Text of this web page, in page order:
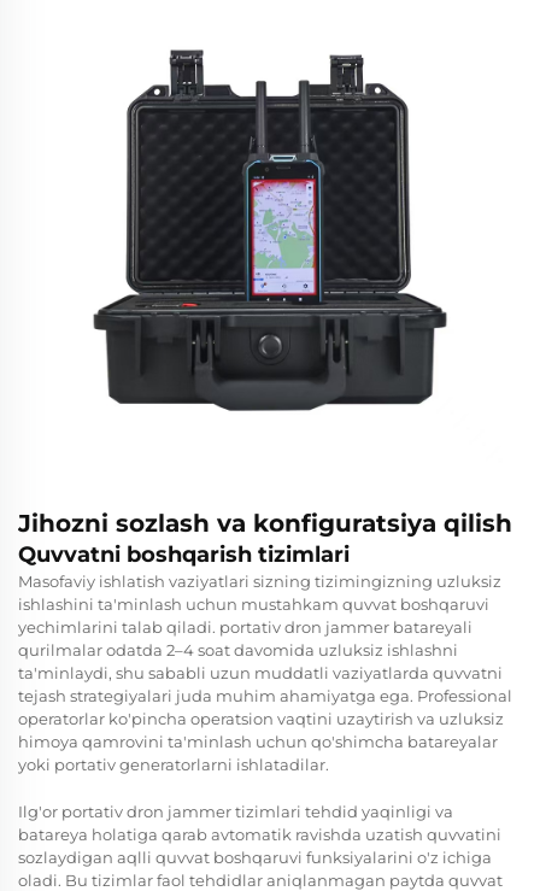
Jihozni sozlash va konfiguratsiya qilish
Quvvatni boshqarish tizimlari
Masofaviy ishlatish vaziyatlari sizning tizimingizning uzluksiz
ishlashini ta'minlash uchun mustahkam quvvat boshqaruvi
yechimlarini talab qiladi. portativ dron jammer batareyali
qurilmalar odatda 2–4 soat davomida uzluksiz ishlashni
ta'minlaydi, shu sababli uzun muddatli vaziyatlarda quvvatni
tejash strategiyalari juda muhim ahamiyatga ega. Professional
operatorlar ko'pincha operatsion vaqtini uzaytirish va uzluksiz
himoya qamrovini ta'minlash uchun qo'shimcha batareyalar
yoki portativ generatorlarni ishlatadilar.
Ilg'or portativ dron jammer tizimlari tehdid yaqinligi va
batareya holatiga qarab avtomatik ravishda uzatish quvvatini
sozlaydigan aqlli quvvat boshqaruvi funksiyalarini o'z ichiga
oladi. Bu tizimlar faol tehdidlar aniqlanmagan paytda quvvat